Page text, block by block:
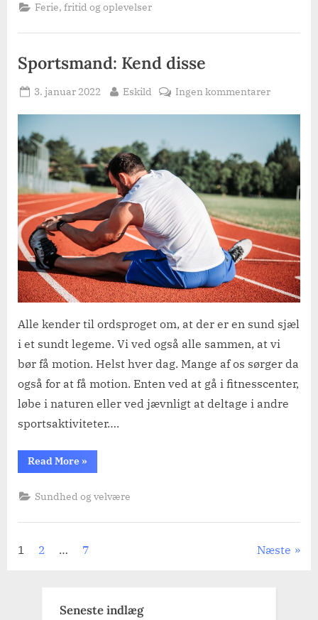
Ferie, fritid og oplevelser
Sportsmand: Kend disse
Posted
3. januar 2022 By
Eskild Ingen kommentarertil
disse
Alle kender til ordsproget om, at der er en sund sjæl
i et sundt legeme. Vi ved også alle sammen, at vi
bør få motion. Helst hver dag. Mange af os sørger da
også for at få motion. Enten ved at gå i fitnesscenter,
løbe i naturen eller ved jævnligt at deltage i andre
sportsaktiviteter….
Read More“Sportsmand:
Kend
»
Sundhed og velvære
Indlægsinddeling
1 2 … 7 Næste
Seneste indlæg